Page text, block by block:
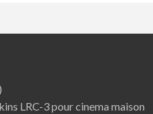
LRC-3 pour cinema maison